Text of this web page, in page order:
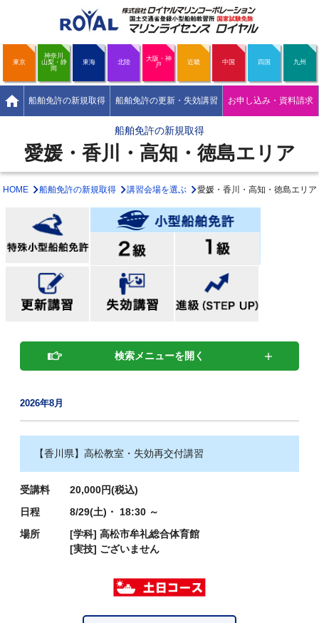
東京
神奈川
山梨・静
岡
東海 北陸
大阪・神
戸
近畿 中国 四国 九州
home 船舶免許の新規取得 船舶免許の更新・失効講習 お申し込み・資料請求
船舶免許の新規取得
愛媛・香川・高知・徳島エリア
HOME 船舶免許の新規取得 講習会場を選ぶ 愛媛・香川・高知・徳島エリア
検索メニューを開く
2026年8月
【香川県】高松教室・失効再交付講習
受講料
20,000円(税込)
日程
8/29(土)・ 18:30 ～
場所
[学科] 高松市牟礼総合体育館
[実技] ございません